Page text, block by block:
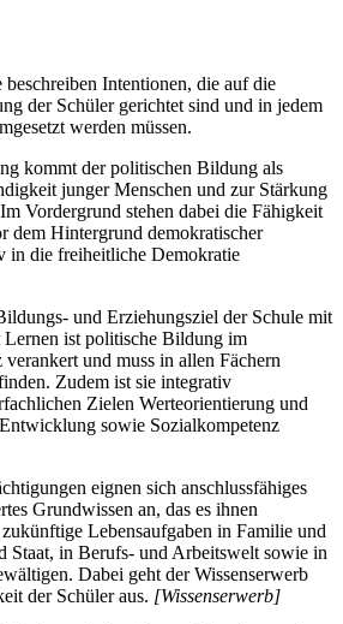
Intentionen, die auf die
der Schüler gerichtet sind und in jedem
werden müssen.
kommt der politischen Bildung als
junger Menschen und zur Stärkung
Vordergrund stehen dabei die Fähigkeit
dem Hintergrund demokratischer
in die freiheitliche Demokratie
und Erziehungsziel der Schule mit
ist politische Bildung im
verankert und muss in allen Fächern
Zudem ist sie integrativ
Zielen Werteorientierung und
sowie Sozialkompetenz
eignen sich anschlussfähiges
Grundwissen an, das es ihnen
Lebensaufgaben in Familie und
Staat, in Berufs- und Arbeitswelt sowie in
Dabei geht der Wissenserwerb
der Schüler aus. [Wissenserwerb]